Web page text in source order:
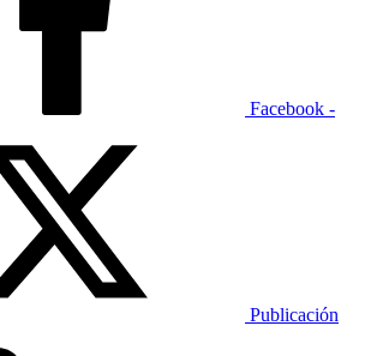
Facebook -
Publicación